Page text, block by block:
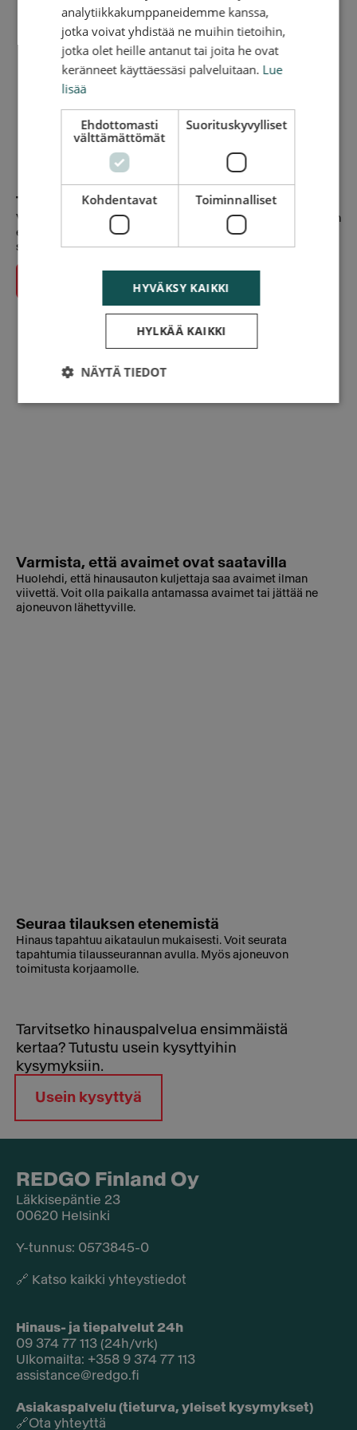
Tee tilaus verkossa
Valitse palvelu ja anna osoitetiedot niin näet hinauksen hinnan
eri päiville. Maksa palvelu verkossa ja saat linkin, josta voit
seurata tilauksen etenemistä.
Varmista, että avaimet ovat saatavilla
Huolehdi, että hinausauton kuljettaja saa avaimet ilman
viivettä. Voit olla paikalla antamassa avaimet tai jättää ne
ajoneuvon lähettyville.
Seuraa tilauksen etenemistä
Hinaus tapahtuu aikataulun mukaisesti. Voit seurata
tapahtumia tilausseurannan avulla. Myös ajoneuvon
toimitusta korjaamolle.
Tarvitsetko hinauspalvelua ensimmäistä
kertaa? Tutustu usein kysyttyihin
kysymyksiin.
Usein kysyttyä
REDGO Finland Oy
Läkkisepäntie 23
00620 Helsinki
Y-tunnus: 0573845-0​
🔗 Katso kaikki yhteystiedot
Hinaus- ja tiepalvelut 24h
09 374 77 113 (24h/vrk)
Ulkomailta: +358 9 374 77 113
assistance@redgo.fi
Asiakaspalvelu (tieturva, yleiset kysymykset)
🔗Ota yhteyttä
analytiikkakumppaneidemme kanssa,
jotka voivat yhdistää ne muihin tietoihin,
jotka olet heille antanut tai joita he ovat
keränneet käyttäessäsi palveluitaan. Lue
lisää
Ehdottomasti
välttämättömät
Suorituskyvylliset
Kohdentavat Toiminnalliset
HYVÄKSY KAIKKI
HYLKÄÄ KAIKKI
NÄYTÄ TIEDOT